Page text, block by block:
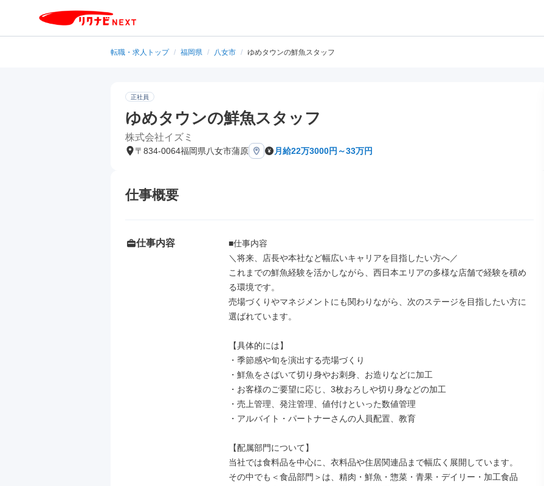
転職・求人トップ / 福岡県 / 八女市 / ゆめタウンの鮮魚スタッフ
正社員
ゆめタウンの鮮魚スタッフ
株式会社イズミ
〒834-0064福岡県八女市蒲原 月給22万3000円～33万円
仕事概要
仕事内容
■仕事内容
＼将来、店長や本社など幅広いキャリアを目指したい方へ／
これまでの鮮魚経験を活かしながら、西日本エリアの多様な店舗で経験を積め
る環境です。
売場づくりやマネジメントにも関わりながら、次のステージを目指したい方に
選ばれています。
【具体的には】
・季節感や旬を演出する売場づくり
・鮮魚をさばいて切り身やお刺身、お造りなどに加工
・お客様のご要望に応じ、3枚おろしや切り身などの加工
・売上管理、発注管理、値付けといった数値管理
・アルバイト・パートナーさんの人員配置、教育
【配属部門について】
当社では食料品を中心に、衣料品や住居関連品まで幅広く展開しています。
その中でも＜食品部門＞は、精肉・鮮魚・惣菜・青果・デイリー・加工食品